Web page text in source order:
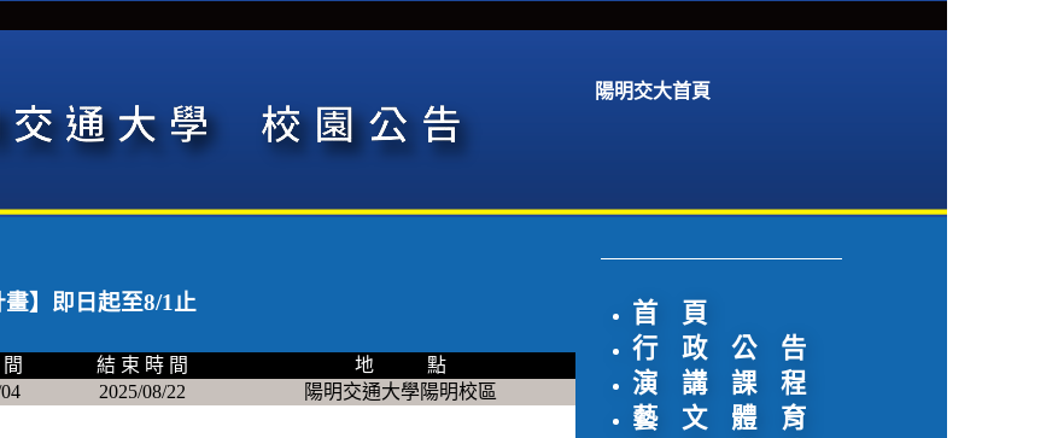
陽明交大首頁
首 頁
行 政 公 告
演 講 課 程
藝 文 體 育
】即日起至8/1止
結 束 時 間
地 點
2025/08/22 陽明交通大學陽明校區